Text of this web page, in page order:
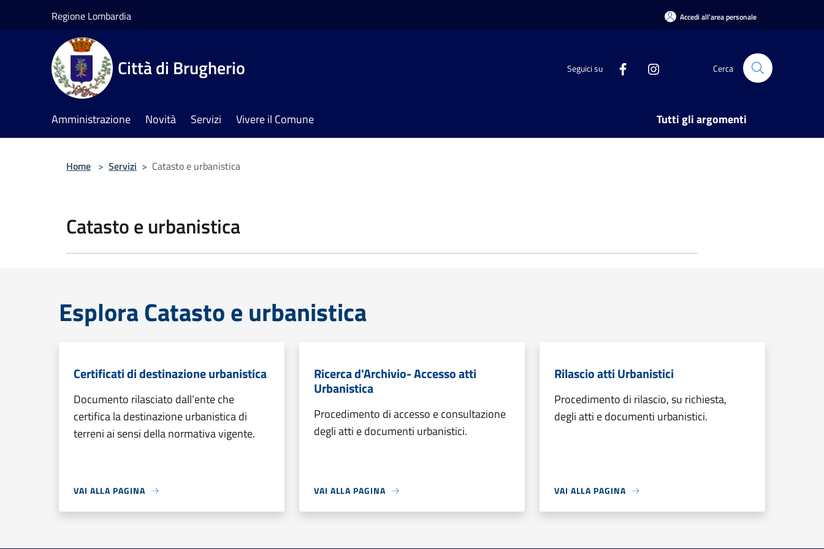
Regione Lombardia Accedi all'area personale
Città di Brugherio Seguici su Cerca
Amministrazione Novità Servizi Vivere il Comune Tutti gli argomenti
Home > Servizi > Catasto e urbanistica
Catasto e urbanistica
Esplora Catasto e urbanistica
Certificati di destinazione urbanistica
Documento rilasciato dall’ente che
certifica la destinazione urbanistica di
terreni ai sensi della normativa vigente.
VAI ALLA PAGINA
Ricerca d'Archivio- Accesso atti
Urbanistica
Procedimento di accesso e consultazione
degli atti e documenti urbanistici.
VAI ALLA PAGINA
Rilascio atti Urbanistici
Procedimento di rilascio, su richiesta,
degli atti e documenti urbanistici.
VAI ALLA PAGINA